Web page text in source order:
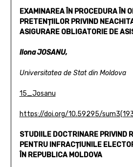
EXAMINAREA ÎN PROCEDURA ÎN
PRETENȚIILOR PRIVIND
ASIGURARE OBLIGATORIE DE
Ilona JOSANU,
Universitatea de Stat din Moldova
15_Josanu
https://doi.org/10.59295/
STUDIILE DOCTRINARE PRIVIND
PENTRU INFRACȚIUNILE
ÎN REPUBLICA MOLDOVA